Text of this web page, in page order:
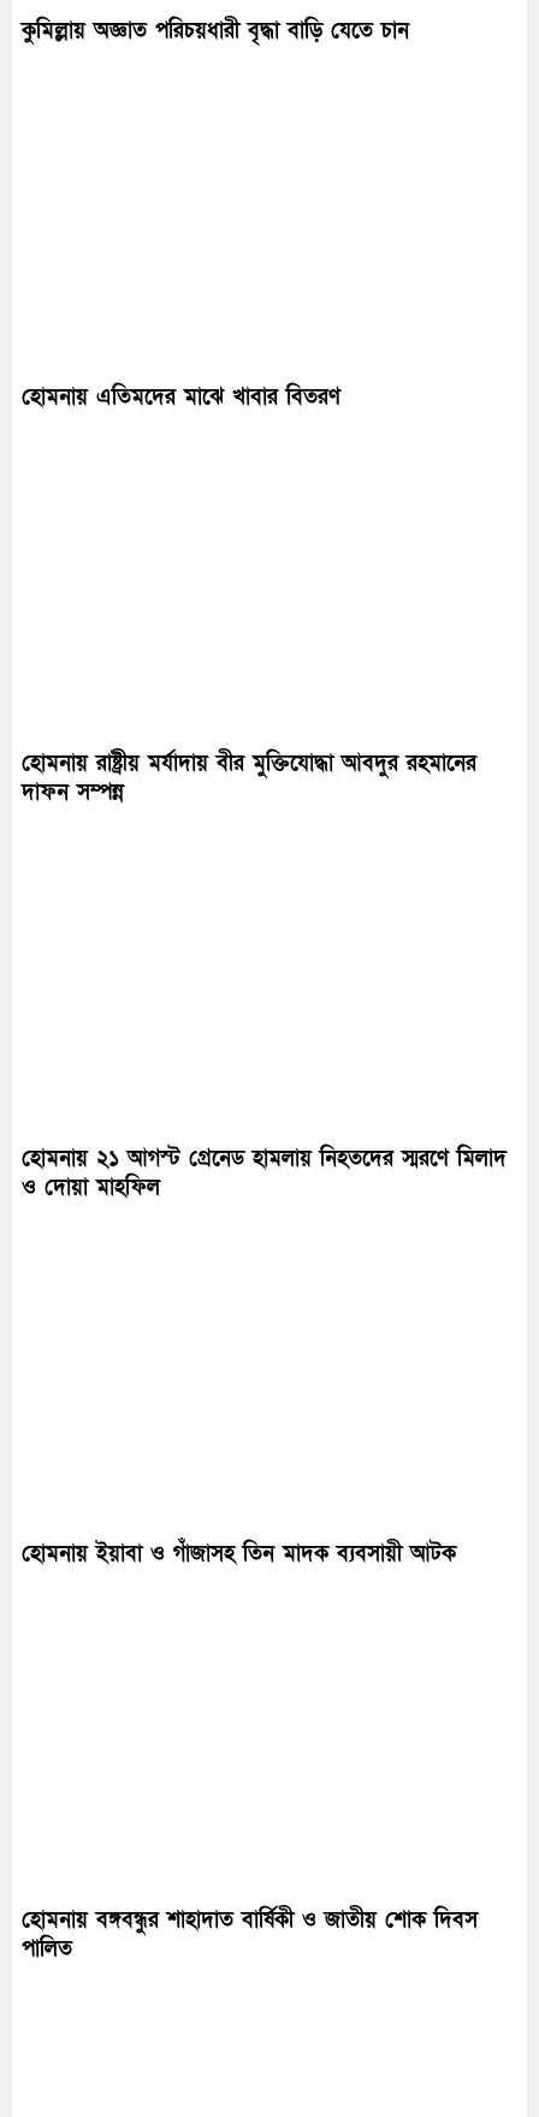
কুমিল্লায় অজ্ঞাত পরিচয়ধারী বৃদ্ধা বাড়ি যেতে চান
হোমনায় এতিমদের মাঝে খাবার বিতরণ
হোমনায় রাষ্ট্রীয় মর্যাদায় বীর মুক্তিযোদ্ধা আবদুর রহমানের
দাফন সম্পন্ন
হোমনায় ২১ আগস্ট গ্রেনেড হামলায় নিহতদের স্মরণে মিলাদ
ও দোয়া মাহফিল
হোমনায় ইয়াবা ও গাঁজাসহ তিন মাদক ব্যবসায়ী আটক
হোমনায় বঙ্গবন্ধুর শাহাদাত বার্ষিকী ও জাতীয় শোক দিবস
পালিত